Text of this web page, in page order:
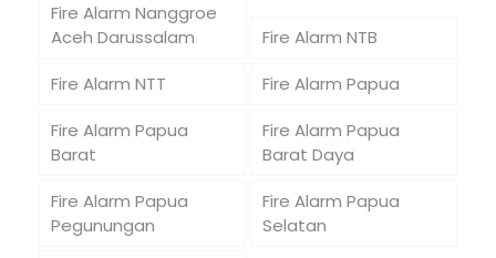
Fire Alarm Nanggroe
Aceh Darussalam
Fire Alarm NTB
Fire Alarm NTT
Fire Alarm Papua
Fire Alarm Papua
Barat
Fire Alarm Papua
Barat Daya
Fire Alarm Papua
Pegunungan
Fire Alarm Papua
Selatan